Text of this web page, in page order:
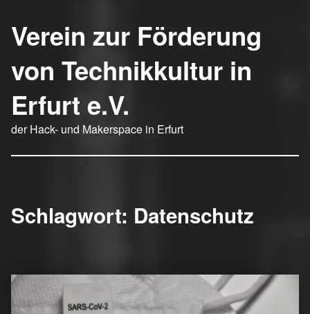
Verein zur Förderung
von Technikkultur in
Erfurt e.V.
der Hack- und Makerspace in Erfurt
Schlagwort: Datenschutz